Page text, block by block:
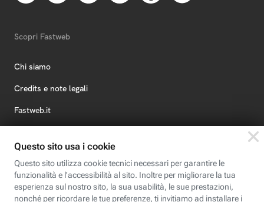
Scopri Fastweb
Chi siamo
Credits e note legali
Fastweb.it
Fastweb Digital Academy
STEP FuturAbility District